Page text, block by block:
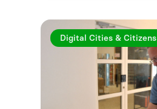
Digital Cities & Citizens